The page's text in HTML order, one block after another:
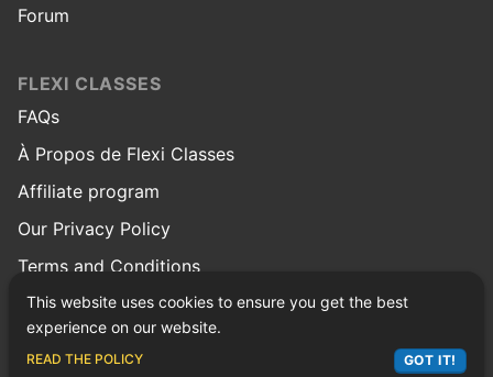
Forum
FLEXI CLASSES
FAQs
À Propos de Flexi Classes
Affiliate program
Our Privacy Policy
Terms and Conditions
© Copyright 2026 Flexi Classes
Facebook
Twitter
Instagram
Linkedin
Youtube
RedditPinterest
This website uses cookies to ensure you get the best
experience on our website.
READ THE POLICY GOT IT!
ASK LEX